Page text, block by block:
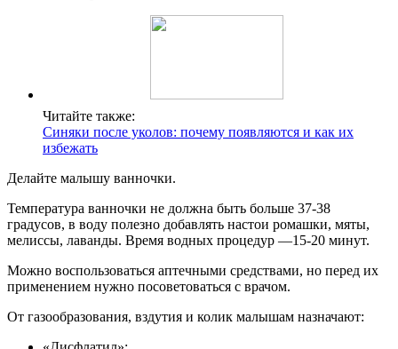
Читайте также:
Синяки после уколов: почему появляются и как их
избежать
Делайте малышу ванночки.
Температура ванночки не должна быть больше 37-38
градусов, в воду полезно добавлять настои ромашки, мяты,
мелиссы, лаванды. Время водных процедур —15-20 минут.
Можно воспользоваться аптечными средствами, но перед их
применением нужно посоветоваться с врачом.
От газообразования, вздутия и колик малышам назначают: